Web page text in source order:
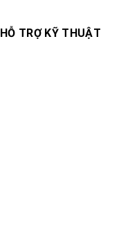
HỖ TRỢ KỸ THUẬT